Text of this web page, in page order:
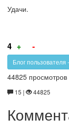
Удачи.
4 +
за!
-
против!
Блог пользователя
44825 просмотров
15 | 44825